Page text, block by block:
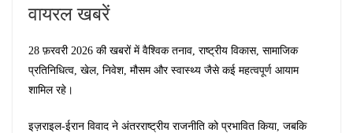
वायरल खबरें
28 फ़रवरी 2026 की खबरों में वैश्विक तनाव, राष्ट्रीय विकास, सामाजिक
प्रतिनिधित्व, खेल, निवेश, मौसम और स्वास्थ्य जैसे कई महत्वपूर्ण आयाम
शामिल रहे।
इज़राइल-ईरान विवाद ने अंतरराष्ट्रीय राजनीति को प्रभावित किया, जबकि